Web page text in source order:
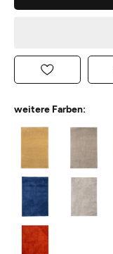
weitere Farben: